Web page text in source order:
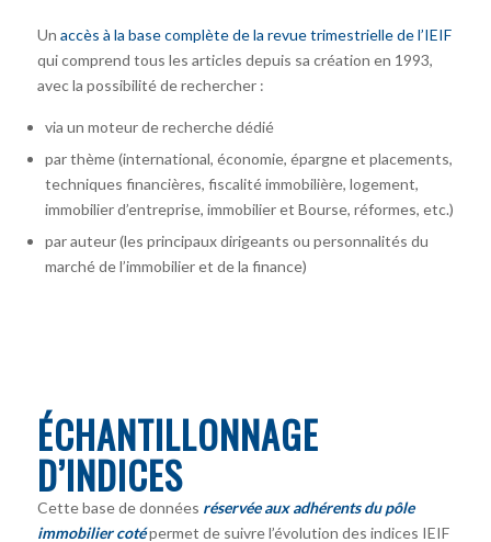
Un accès à la base complète de la revue trimestrielle de l’IEIF
qui comprend tous les articles depuis sa création en 1993,
avec la possibilité de rechercher :
via un moteur de recherche dédié
par thème (international, économie, épargne et placements,
techniques financières, fiscalité immobilière, logement,
immobilier d’entreprise, immobilier et Bourse, réformes, etc.)
par auteur (les principaux dirigeants ou personnalités du
marché de l’immobilier et de la finance)
ÉCHANTILLONNAGE
D’INDICES
Cette base de données réservée aux adhérents du pôle
immobilier coté permet de suivre l’évolution des indices IEIF